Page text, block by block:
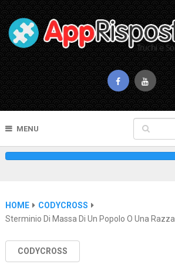
MENU
HOME
CODYCROSS
Sterminio Di Massa Di Un Popolo O Una Razza
CODYCROSS